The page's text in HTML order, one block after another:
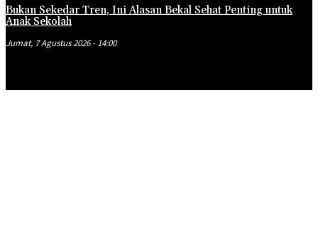
Bukan Sekedar Tren, Ini Alasan Bekal Sehat Penting untuk
Anak Sekolah
Jumat, 7 Agustus 2026 - 14:00